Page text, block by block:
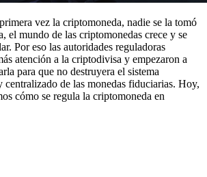
vez la criptomoneda, nadie se la tomó
el mundo de las criptomonedas crece y se
Por eso las autoridades reguladoras
atención a la criptodivisa y empezaron a
para que no destruyera el sistema
centralizado de las monedas fiduciarias. Hoy,
cómo se regula la criptomoneda en